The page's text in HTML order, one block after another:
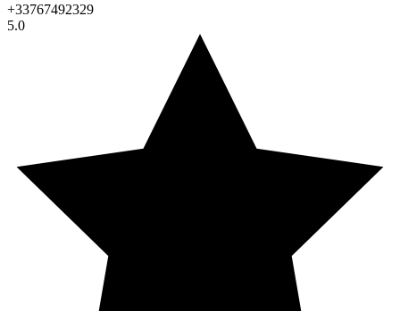
+33767492329
5.0